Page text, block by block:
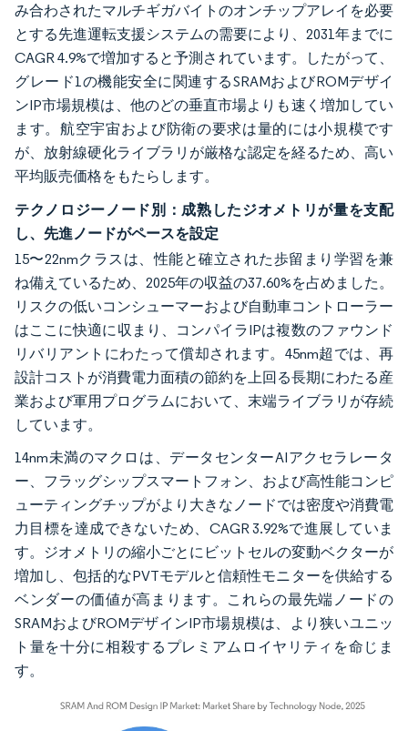
み合わされたマルチギガバイトのオンチップアレイを必要
とする先進運転支援システムの需要により、2031年までに
CAGR 4.9%で増加すると予測されています。したがって、
グレード1の機能安全に関連するSRAMおよびROMデザイ
ンIP市場規模は、他のどの垂直市場よりも速く増加してい
ます。航空宇宙および防衛の要求は量的には小規模です
が、放射線硬化ライブラリが厳格な認定を経るため、高い
平均販売価格をもたらします。
テクノロジーノード別：成熟したジオメトリが量を支配
し、先進ノードがペースを設定
15〜22nmクラスは、性能と確立された歩留まり学習を兼
ね備えているため、2025年の収益の37.60%を占めました。
リスクの低いコンシューマーおよび自動車コントローラー
はここに快適に収まり、コンパイラIPは複数のファウンド
リバリアントにわたって償却されます。45nm超では、再
設計コストが消費電力面積の節約を上回る長期にわたる産
業および軍用プログラムにおいて、末端ライブラリが存続
しています。
14nm未満のマクロは、データセンターAIアクセラレータ
ー、フラッグシップスマートフォン、および高性能コンピ
ューティングチップがより大きなノードでは密度や消費電
力目標を達成できないため、CAGR 3.92%で進展していま
す。ジオメトリの縮小ごとにビットセルの変動ベクターが
増加し、包括的なPVTモデルと信頼性モニターを供給する
ベンダーの価値が高まります。これらの最先端ノードの
SRAMおよびROMデザインIP市場規模は、より狭いユニッ
ト量を十分に相殺するプレミアムロイヤリティを命じま
す。